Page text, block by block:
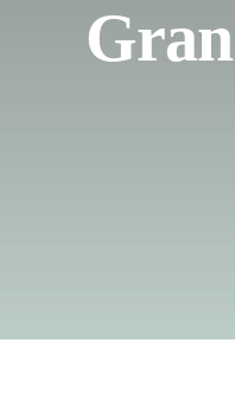
Gran